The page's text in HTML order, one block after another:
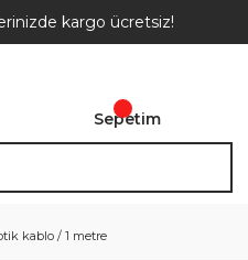
kargo ücretsiz!
Sepetim
kablo / 1 metre